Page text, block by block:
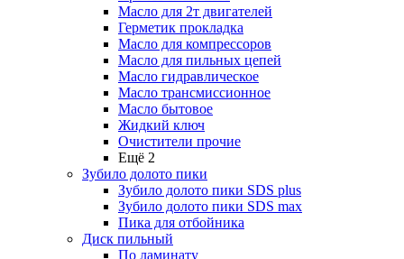
Масло для 2т двигателей
Герметик прокладка
Масло для компрессоров
Масло для пильных цепей
Масло гидравлическое
Масло трансмиссионное
Масло бытовое
Жидкий ключ
Очистители прочие
Ещё 2
Зубило долото пики
Зубило долото пики SDS plus
Зубило долото пики SDS max
Пика для отбойника
Диск пильный
По ламинату